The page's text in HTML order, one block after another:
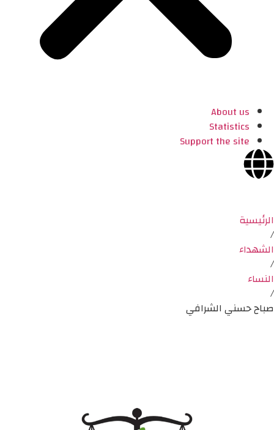
About us
Statistics
Support the site
الرئيسية
/
الشهداء
/
النساء
/
صباح حسني الشرافي